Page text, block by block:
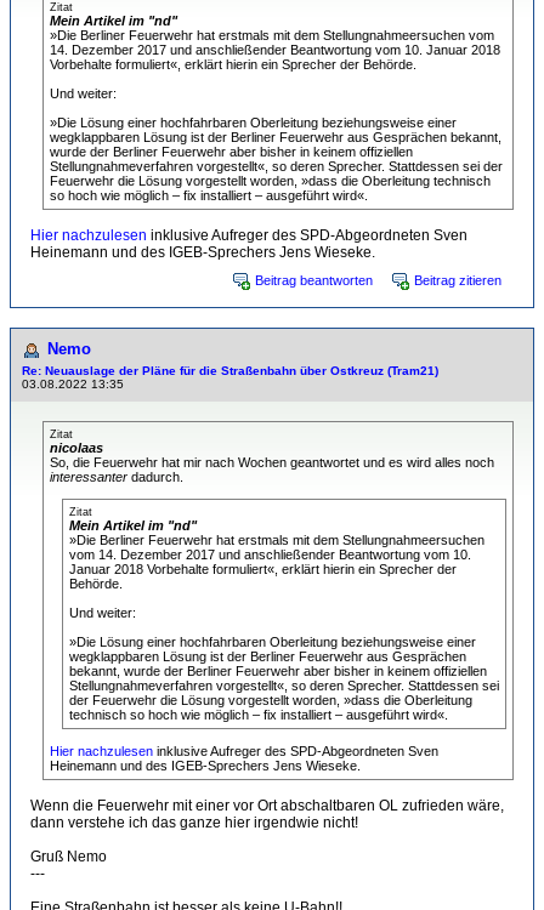
Zitat
Mein Artikel im "nd"
»Die Berliner Feuerwehr hat erstmals mit dem Stellungnahmeersuchen vom
14. Dezember 2017 und anschließender Beantwortung vom 10. Januar 2018
Vorbehalte formuliert«, erklärt hierin ein Sprecher der Behörde.
Und weiter:
»Die Lösung einer hochfahrbaren Oberleitung beziehungsweise einer
wegklappbaren Lösung ist der Berliner Feuerwehr aus Gesprächen bekannt,
wurde der Berliner Feuerwehr aber bisher in keinem offiziellen
Stellungnahmeverfahren vorgestellt«, so deren Sprecher. Stattdessen sei der
Feuerwehr die Lösung vorgestellt worden, »dass die Oberleitung technisch
so hoch wie möglich – fix installiert – ausgeführt wird«.
Hier nachzulesen inklusive Aufreger des SPD-Abgeordneten Sven
Heinemann und des IGEB-Sprechers Jens Wieseke.
Beitrag beantworten Beitrag zitieren
Nemo
Re: Neuauslage der Pläne für die Straßenbahn über Ostkreuz (Tram21)
03.08.2022 13:35
Zitat
nicolaas
So, die Feuerwehr hat mir nach Wochen geantwortet und es wird alles noch
interessanter dadurch.
Zitat
Mein Artikel im "nd"
»Die Berliner Feuerwehr hat erstmals mit dem Stellungnahmeersuchen
vom 14. Dezember 2017 und anschließender Beantwortung vom 10.
Januar 2018 Vorbehalte formuliert«, erklärt hierin ein Sprecher der
Behörde.
Und weiter:
»Die Lösung einer hochfahrbaren Oberleitung beziehungsweise einer
wegklappbaren Lösung ist der Berliner Feuerwehr aus Gesprächen
bekannt, wurde der Berliner Feuerwehr aber bisher in keinem offiziellen
Stellungnahmeverfahren vorgestellt«, so deren Sprecher. Stattdessen sei
der Feuerwehr die Lösung vorgestellt worden, »dass die Oberleitung
technisch so hoch wie möglich – fix installiert – ausgeführt wird«.
Hier nachzulesen inklusive Aufreger des SPD-Abgeordneten Sven
Heinemann und des IGEB-Sprechers Jens Wieseke.
Wenn die Feuerwehr mit einer vor Ort abschaltbaren OL zufrieden wäre,
dann verstehe ich das ganze hier irgendwie nicht!
Gruß Nemo
---